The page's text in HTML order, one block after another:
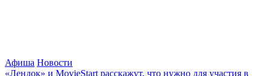
Афиша Новости
«Лендок» и MovieStart расскажут, что нужно для участия в